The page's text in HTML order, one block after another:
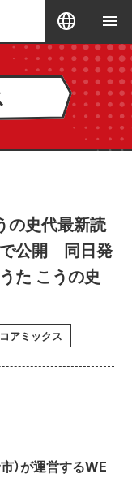
の史代最新読
で公開 同日発
た こうの史
コアミックス
）が運営するWE